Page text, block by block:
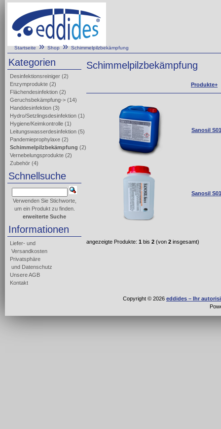
Startseite»Shop»Schimmelpilzbekämpfung
Schimmelpilzbekämpfung
Produkte+
Sanosil
Sanosil
angezeigte Produkte: 1 bis 2 (von 2 insgesamt)
Kategorien
Desinfektionsreiniger (2)
Enzymprodukte (2)
Flächendesinfektion (2)
Geruchsbekämpfung-> (14)
Handdesinfektion (3)
Hydro/Setzlingsdesinfektion (1)
Hygiene/Keimkontrolle (1)
Leitungswasserdesinfektion (5)
Pandemieprophylaxe (2)
Schimmelpilzbekämpfung (2)
Vernebelungsprodukte (2)
Zubehör (4)
Schnellsuche
Verwenden Sie Stichworte,
um ein Produkt zu finden.
erweiterte Suche
Informationen
Liefer- und
Versandkosten
Privatsphäre
und Datenschutz
Unsere AGB
Kontakt
Copyright © 2026 eddides – Ihr